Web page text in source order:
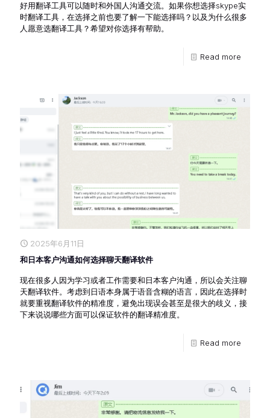
好用翻译工具可以随时和外国人沟通交流。如果你想选择skype实
时翻译工具，在选择之前也要了解一下能选择吗？以及为什么很多
人愿意选翻译工具？希望对你选择有帮助。
Read more
2025年6月11日
和日本客户沟通如何选择聊天翻译软件
现在很多人因为学习或者工作需要和日本客户沟通，所以会关注聊
天翻译软件。考虑到日语本身属于语音含糊的语言，因此在选择时
就要重视翻译软件的精准度，避免出现误会甚至是很大的歧义，接
下来说说哪些方面可以保证软件的翻译精准度。
Read more